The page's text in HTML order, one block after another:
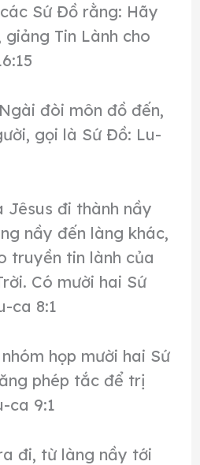
Sứ Đồ rằng: Hãy
Tin Lành cho
đòi môn đồ đến,
gọi là Sứ Đồ: Lu-
Jêsus đi thành nầy
nầy đến làng khác,
truyền tin lành của
Có mười hai Sứ
ca 8:1
họp mười hai Sứ
phép tắc để trị
ca 9:1
đi, từ làng nầy tới